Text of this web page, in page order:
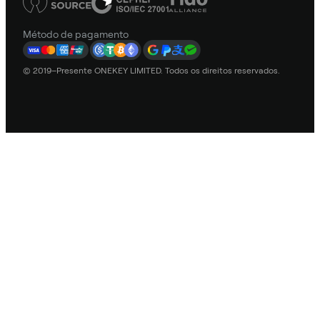
Método de pagamento
© 2019–Presente ONEKEY LIMITED. Todos os direitos reservados.